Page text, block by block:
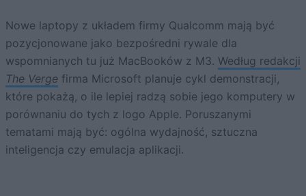
Nowe laptopy z układem firmy Qualcomm mają być
pozycjonowane jako bezpośredni rywale dla
wspomnianych tu już MacBooków z M3. Według redakcji
The Verge firma Microsoft planuje cykl demonstracji,
które pokażą, o ile lepiej radzą sobie jego komputery w
porównaniu do tych z logo Apple. Poruszanymi
tematami mają być: ogólna wydajność, sztuczna
inteligencja czy emulacja aplikacji.